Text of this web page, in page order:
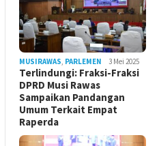
MUSIRAWAS, PARLEMEN 3 Mei 2025
Terlindungi: Fraksi-Fraksi
DPRD Musi Rawas
Sampaikan Pandangan
Umum Terkait Empat
Raperda